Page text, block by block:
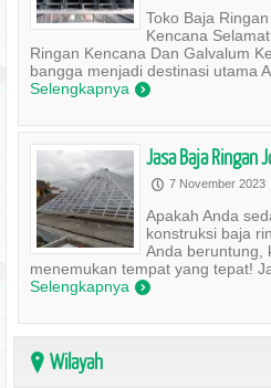
Toko Baja
Kencana
Ringan Kencana Dan Galvalum
bangga menjadi destinasi utama
Selengkapnya )
Jasa Baja Ringan
P 7 November 2023
Apakah Anda
konstruksi baja
Anda beruntung,
menemukan tempat yang tepat!
Selengkapnya )
? Wilayah